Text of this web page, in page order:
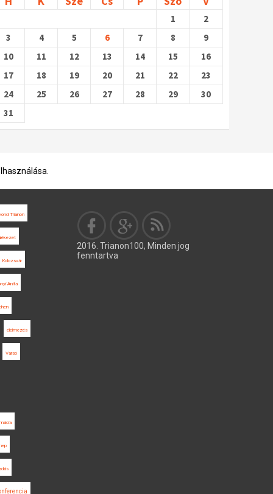
1
2
3
4 5 6 7 8
9
10
11 12 13 14 15
16
17
18 19 20 21 22
23
24
25 26 27 28 29
30
31
Trianon
Kolozsvár
Anita
élelmezés
Varsó
2016. Trianon100, Minden jog
fenntartva